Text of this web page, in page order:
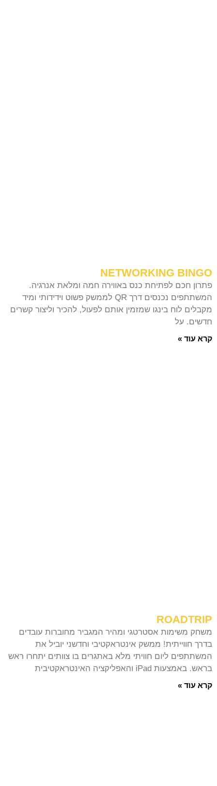
NETWORKING BINGO
פתרון חכם לפתיחת כנס באווירה חמה ומלאת אנרגיה.
המשתתפים נכנסים דרך QR לממשק פשוט וידידותי ומיד
מקבלים לוח בינגו שמזמין אותם לפעול, להכיר וליצור קשרים
חדשים. על
קרא עוד »
ROADTRIP
משחק משימות אסטרטגי ומהיר המגביר מחוברות עובדים
בדרך חווייתית! ממשק אינטראקטיבי וחדשני יוביל את
המשתתפים ליום חוויתי מלא באתגרים בו צוותים יתחרו ראש
בראש. באמצעות iPad והאפליקציה האינטראקטיבית
קרא עוד »